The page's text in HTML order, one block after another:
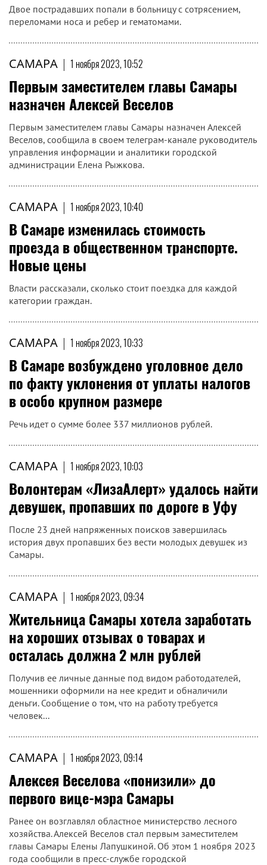
Двое пострадавших попали в больницу с сотрясением,
переломами носа и ребер и гематомами.
САМАРА | 1 ноября 2023, 10:52
Первым заместителем главы Самары
назначен Алексей Веселов
Первым заместителем главы Самары назначен Алексей
Веселов, сообщила в своем телеграм-канале руководитель
управления информации и аналитики городской
администрации Елена Рыжкова.
САМАРА | 1 ноября 2023, 10:40
В Самаре изменилась стоимость
проезда в общественном транспорте.
Новые цены
Власти рассказали, сколько стоит поездка для каждой
категории граждан.
САМАРА | 1 ноября 2023, 10:33
В Самаре возбуждено уголовное дело
по факту уклонения от уплаты налогов
в особо крупном размере
Речь идет о сумме более 337 миллионов рублей.
САМАРА | 1 ноября 2023, 10:03
Волонтерам «ЛизаАлерт» удалось найти
девушек, пропавших по дороге в Уфу
После 23 дней напряженных поисков завершилась
история двух пропавших без вести молодых девушек из
Самары.
САМАРА | 1 ноября 2023, 09:34
Жительница Самары хотела заработать
на хороших отзывах о товарах и
осталась должна 2 млн рублей
Получив ее личные данные под видом работодателей,
мошенники оформили на нее кредит и обналичили
деньги. Сообщение о том, что на работу требуется
человек...
САМАРА | 1 ноября 2023, 09:14
Алексея Веселова «понизили» до
первого вице-мэра Самары
Ранее он возглавлял областное министерство лесного
хозяйства. Алексей Веселов стал первым заместителем
главы Самары Елены Лапушкиной. Об этом 1 ноября 2023
года сообщили в пресс-службе городской